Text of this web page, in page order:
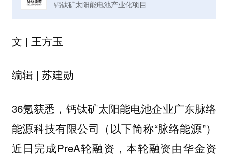
钙钛矿太阳能电池产业化项目
文 | 王方玉
编辑 | 苏建勋
36氪获悉，钙钛矿太阳能电池企业广东脉络
能源科技有限公司（以下简称“脉络能源”）
近日完成PreA轮融资，本轮融资由华金资